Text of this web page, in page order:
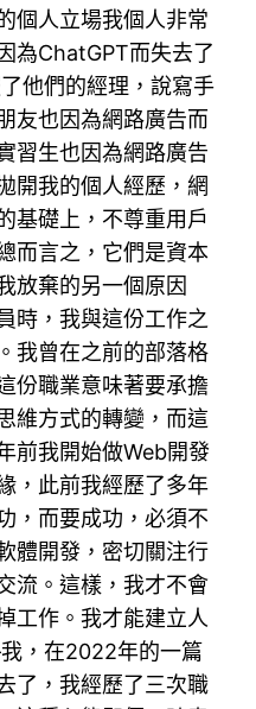
個人立場我個人非常
為ChatGPT而失去了
他們的經理，說寫手
友也因為網路廣告而
習生也因為網路廣告
開我的個人經歷，網
基礎上，不尊重用戶
而言之，它們是資本
放棄的另一個原因
時，我與這份工作之
我曾在之前的部落格
份職業意味著要承擔
維方式的轉變，而這
前我開始做Web開發
，此前我經歷了多年
，而要成功，必須不
體開發，密切關注行
流。這樣，我才不會
工作。我才能建立人
，在2022年的一篇
了，我經歷了三次職